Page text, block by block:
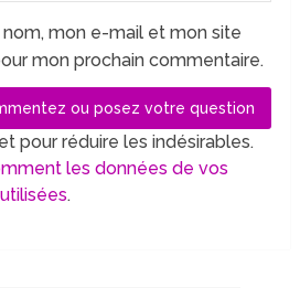
nom, mon e-mail et mon site
mon prochain commentaire.
pour réduire les indésirables.
les données de vos
.